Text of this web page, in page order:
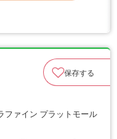
保存する
ァイン プラットモール